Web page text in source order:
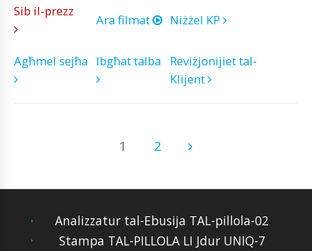
Sib il-prezz
Ara filmat Niżżel KP
Agħmel sejħa Ibgħat talba
Reviżjonijiet tal-
Klijent
1 2
Analizzatur tal-Ebusija TAL-pillola-02
Stampa TAL-PILLOLA LI Jdur UNIQ-7